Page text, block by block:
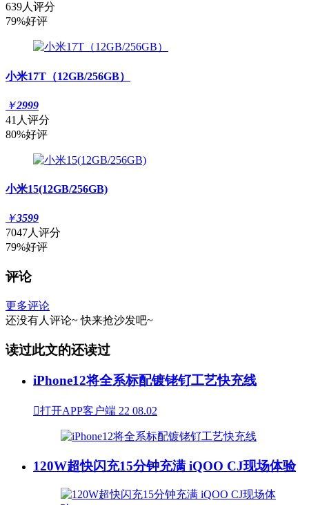
639人评分
79%好评
小米17T（12GB/256GB）
￥2999
41人评分
80%好评
小米15(12GB/256GB)
￥3599
7047人评分
79%好评
评论
更多评论
还没有人评论~ 快来抢沙发吧~
读过此文的还读过
iPhone12将全系标配镀铑钌工艺快充线
打开APP客户端 22 08.02
120W超快闪充15分钟充满 iQOO CJ现场体验